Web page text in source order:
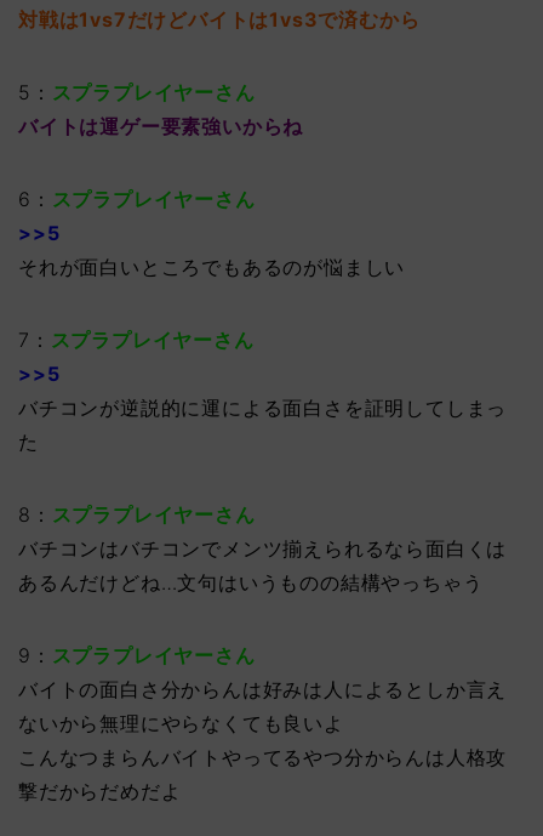
対戦は1vs7だけどバイトは1vs3で済むから
5： スプラプレイヤーさん
バイトは運ゲー要素強いからね
6： スプラプレイヤーさん
>>5
それが面白いところでもあるのが悩ましい
7： スプラプレイヤーさん
>>5
バチコンが逆説的に運による面白さを証明してしまっ
た
8： スプラプレイヤーさん
バチコンはバチコンでメンツ揃えられるなら面白くは
あるんだけどね…文句はいうものの結構やっちゃう
9： スプラプレイヤーさん
バイトの面白さ分からんは好みは人によるとしか言え
ないから無理にやらなくても良いよ
こんなつまらんバイトやってるやつ分からんは人格攻
撃だからだめだよ